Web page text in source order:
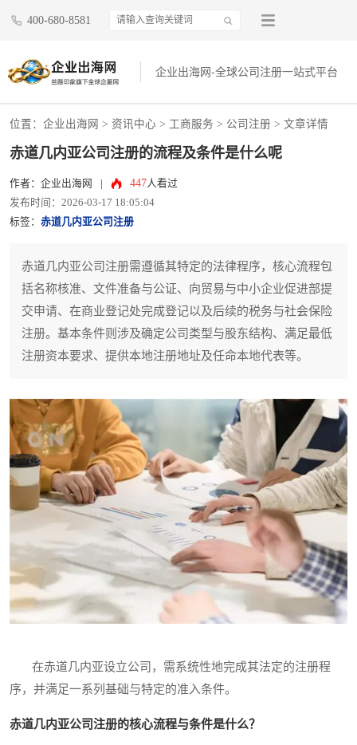
400-680-8581
企业出海网-全球公司注册一站式平台
位置： 企业出海网 > 资讯中心 > 工商服务 > 公司注册 > 文章详情
赤道几内亚公司注册的流程及条件是什么呢
作者：企业出海网 447人看过
发布时间：2026-03-17 18:05:04
标签： 赤道几内亚公司注册
赤道几内亚公司注册需遵循其特定的法律程序，核心流程包
括名称核准、文件准备与公证、向贸易与中小企业促进部提
交申请、在商业登记处完成登记以及后续的税务与社会保险
注册。基本条件则涉及确定公司类型与股东结构、满足最低
注册资本要求、提供本地注册地址及任命本地代表等。
在赤道几内亚设立公司，需系统性地完成其法定的注册程
序，并满足一系列基础与特定的准入条件。
赤道几内亚公司注册的核心流程与条件是什么？